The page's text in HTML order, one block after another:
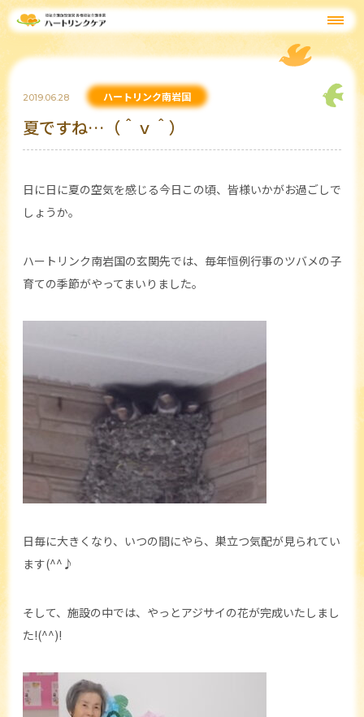
2019.06.28 ハートリンク南岩国
夏ですね…（＾ｖ＾）
日に日に夏の空気を感じる今日この頃、皆様いかがお過ごしで
しょうか。
ハートリンク南岩国の玄関先では、毎年恒例行事のツバメの子
育ての季節がやってまいりました。
日毎に大きくなり、いつの間にやら、巣立つ気配が見られてい
ます(^^♪
そして、施設の中では、やっとアジサイの花が完成いたしまし
た!(^^)!